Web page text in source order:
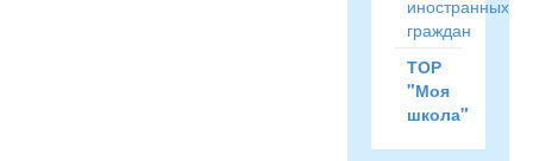
иностранных
граждан
ТОР
"Моя
школа"